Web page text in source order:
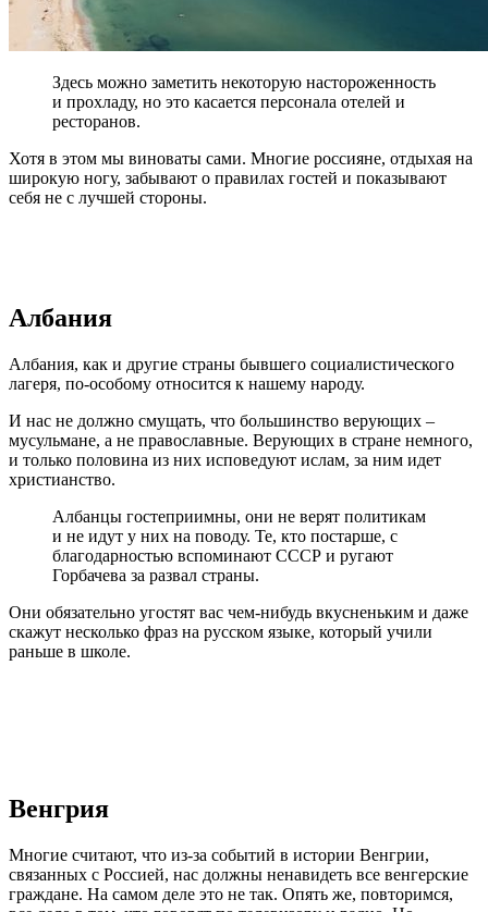
Здесь можно заметить некоторую настороженность
и прохладу, но это касается персонала отелей и
ресторанов.
Хотя в этом мы виноваты сами. Многие россияне, отдыхая на
широкую ногу, забывают о правилах гостей и показывают
себя не с лучшей стороны.
Албания
Албания, как и другие страны бывшего социалистического
лагеря, по-особому относится к нашему народу.
И нас не должно смущать, что большинство верующих –
мусульмане, а не православные. Верующих в стране немного,
и только половина из них исповедуют ислам, за ним идет
христианство.
Албанцы гостеприимны, они не верят политикам
и не идут у них на поводу. Те, кто постарше, с
благодарностью вспоминают СССР и ругают
Горбачева за развал страны.
Они обязательно угостят вас чем-нибудь вкусненьким и даже
скажут несколько фраз на русском языке, который учили
раньше в школе.
Венгрия
Многие считают, что из-за событий в истории Венгрии,
связанных с Россией, нас должны ненавидеть все венгерские
граждане. На самом деле это не так. Опять же, повторимся,